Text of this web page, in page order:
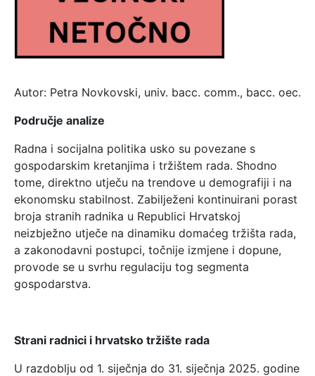
Autor: Petra Novkovski, univ. bacc. comm., bacc. oec.
Područje analize
Radna i socijalna politika usko su povezane s
gospodarskim kretanjima i tržištem rada. Shodno
tome, direktno utječu na trendove u demografiji i na
ekonomsku stabilnost. Zabilježeni kontinuirani porast
broja stranih radnika u Republici Hrvatskoj
neizbježno utječe na dinamiku domaćeg tržišta rada,
a zakonodavni postupci, točnije izmjene i dopune,
provode se u svrhu regulaciju tog segmenta
gospodarstva.
Strani radnici i hrvatsko tržište rada
U razdoblju od 1. siječnja do 31. siječnja 2025. godine